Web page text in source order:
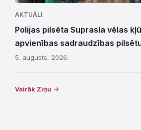
AKTUĀLI
Polijas pilsēta Suprasla vēlas
apvienības sadraudzības
5. augusts, 2026.
Vairāk Ziņu